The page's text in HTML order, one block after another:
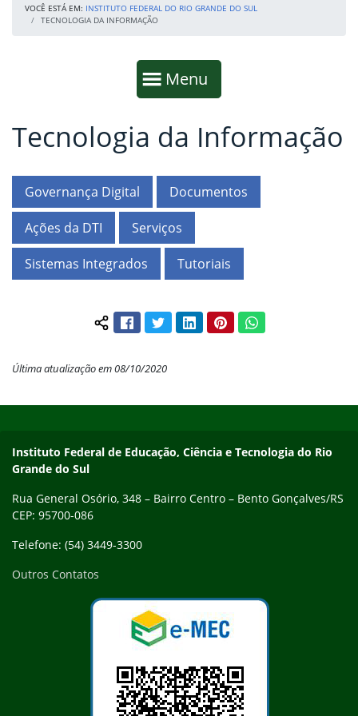
VOCÊ ESTÁ EM: INSTITUTO FEDERAL DO RIO GRANDE DO SUL
TECNOLOGIA DA INFORMAÇÃO
Mostrar
Menu
Fim da navegação
Início do conteúdo
Tecnologia da Informação
Governança Digital Documentos
Ações da DTI Serviços
Sistemas Integrados Tutoriais
Compartilhar conteúdo:
FacebookTwitterLinkedInPinterestWhatsApp
Última atualização em 08/10/2020
Contato
Instituto Federal de Educação, Ciência e Tecnologia do Rio
Grande do Sul
Rua General Osório, 348 – Bairro Centro – Bento Gonçalves/RS
CEP: 95700-086
Telefone: (54) 3449-3300
Outros Contatos